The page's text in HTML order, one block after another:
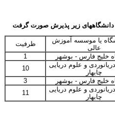
زیر پذیرش صورت گرفت
یا موسسه آموزش
عالی
ظرفیت
خلیج فارس - بوشهر
1
و علوم دریایی
چابهار
10
خلیج فارس - بوشهر
3
و علوم دریایی
چابهار
11